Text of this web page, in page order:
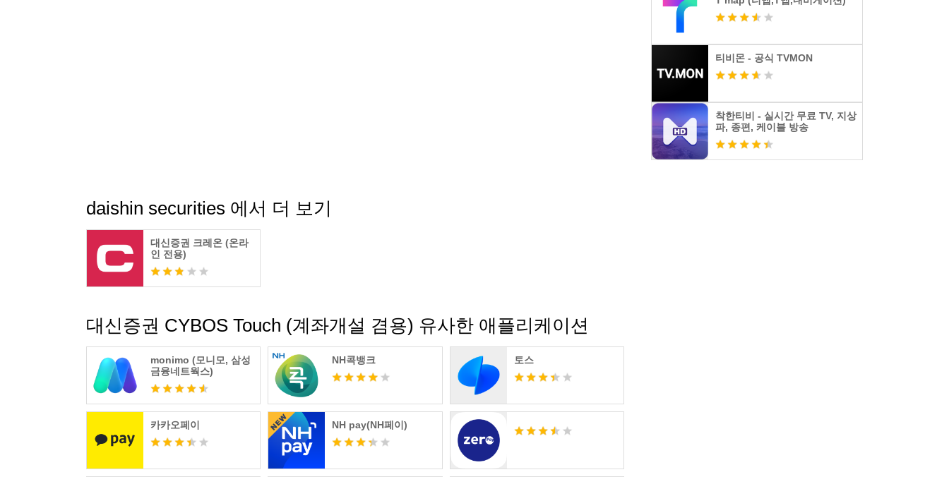
7. 뱅킹
- 뱅킹홈
- 이체, 이체결과조회
- 종합잔고
- 초기화면 설정
- 사용자 맞춤 메뉴 설정
- 화면 확대/축소 보기 설정
- 공인인증센터
대신증권 CYBOS Touch 이용시 문의사항 및 건의사항은 대신증권홈페이지(http://www.daishin.co.kr/)의 고객
센터 > 고객문의를 이용하시거나, 고객감동센터 1588-4488로 문의해 주시기 바랍니다.
항상 대신증권을 이용해주시는 고객님께 감사드리며, 앞으로도 지속적인 업그레이드로 보다 나은 서비스를
제공해 드릴 수 있도록 노력하겠습니다.
daishin securities 에서 더 보기
대신증권 크레온 (온라
인 전용)
대신증권 CYBOS Touch (계좌개설 겸용) 유사한 애플리케이션
monimo (모니모, 삼성
금융네트웍스)
NH콕뱅크 토스
카카오페이 NH pay(NH페이)
티비몬 - 공식 TVMON
착한티비 - 실시간 무료 TV, 지상
파, 종편, 케이블 방송